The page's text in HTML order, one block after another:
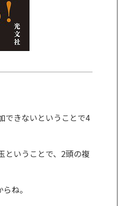
できないということで4
ということで、2頭の複
ね。